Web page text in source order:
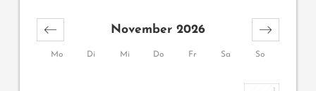
Mo Di Mi Do Fr Sa So
November 2026